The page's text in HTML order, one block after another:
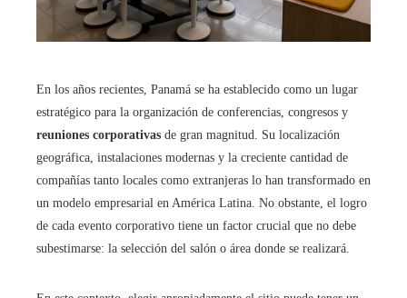
En los años recientes, Panamá se ha establecido como un lugar
estratégico para la organización de conferencias, congresos y
reuniones corporativas de gran magnitud. Su localización
geográfica, instalaciones modernas y la creciente cantidad de
compañías tanto locales como extranjeras lo han transformado en
un modelo empresarial en América Latina. No obstante, el logro
de cada evento corporativo tiene un factor crucial que no debe
subestimarse: la selección del salón o área donde se realizará.